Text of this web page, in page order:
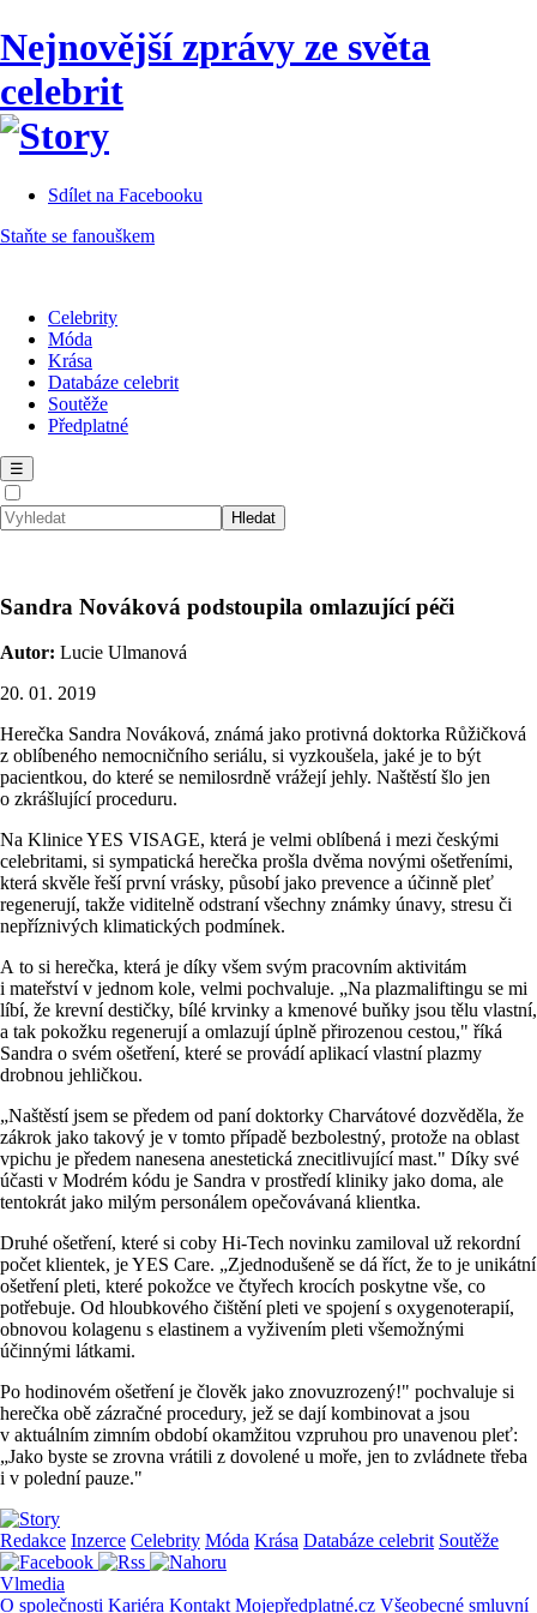
Nejnovější zprávy ze světa
celebrit
Sdílet na Facebooku
Staňte se fanouškem
Celebrity
Móda
Krása
Databáze celebrit
Soutěže
Předplatné
☰
Sandra Nováková podstoupila omlazující péči
Autor: Lucie Ulmanová
20. 01. 2019
Herečka Sandra Nováková, známá jako protivná doktorka Růžičková
z oblíbeného nemocničního seriálu, si vyzkoušela, jaké je to být
pacientkou, do které se nemilosrdně vrážejí jehly. Naštěstí šlo jen
o zkrášlující proceduru.
Na Klinice YES VISAGE, která je velmi oblíbená i mezi českými
celebritami, si sympatická herečka prošla dvěma novými ošetřeními,
která skvěle řeší první vrásky, působí jako prevence a účinně pleť
regenerují, takže viditelně odstraní všechny známky únavy, stresu či
nepříznivých klimatických podmínek.
A to si herečka, která je díky všem svým pracovním aktivitám
i mateřství v jednom kole, velmi pochvaluje. „Na plazmaliftingu se mi
líbí, že krevní destičky, bílé krvinky a kmenové buňky jsou tělu vlastní,
a tak pokožku regenerují a omlazují úplně přirozenou cestou," říká
Sandra o svém ošetření, které se provádí aplikací vlastní plazmy
drobnou jehličkou.
„Naštěstí jsem se předem od paní doktorky Charvátové dozvěděla, že
zákrok jako takový je v tomto případě bezbolestný, protože na oblast
vpichu je předem nanesena anestetická znecitlivující mast." Díky své
účasti v Modrém kódu je Sandra v prostředí kliniky jako doma, ale
tentokrát jako milým personálem opečovávaná klientka.
Druhé ošetření, které si coby Hi-Tech novinku zamiloval už rekordní
počet klientek, je YES Care. „Zjednodušeně se dá říct, že to je unikátní
ošetření pleti, které pokožce ve čtyřech krocích poskytne vše, co
potřebuje. Od hloubkového čištění pleti ve spojení s oxygenoterapií,
obnovou kolagenu s elastinem a vyživením pleti všemožnými
účinnými látkami.
Po hodinovém ošetření je člověk jako znovuzrozený!" pochvaluje si
herečka obě zázračné procedury, jež se dají kombinovat a jsou
v aktuálním zimním období okamžitou vzpruhou pro unavenou pleť:
„Jako byste se zrovna vrátili z dovolené u moře, jen to zvládnete třeba
i v polední pauze."
Redakce Inzerce Celebrity Móda Krása Databáze celebrit Soutěže
Vlmedia
O společnosti Kariéra Kontakt Mojepředplatné.cz Všeobecné smluvní